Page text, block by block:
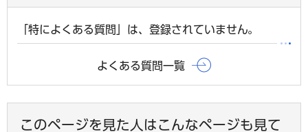
「特によくある質問」は、登録されていません。
よくある質問一覧
このページを見た人はこんなページも見て